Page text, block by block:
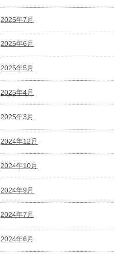
2025年7月
2025年6月
2025年5月
2025年4月
2025年3月
2024年12月
2024年10月
2024年9月
2024年7月
2024年6月